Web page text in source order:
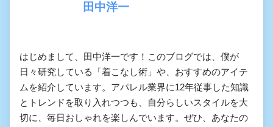
田中洋一
はじめまして、田中洋一です！このブログでは、僕が
日々研究している「着こなし術」や、おすすめのアイテ
ムを紹介しています。アパレル業界に12年従事した知識
とトレンドを取り入れつつも、自分らしいスタイルを大
切に、毎日おしゃれを楽しんでいます。ぜひ、あなたの